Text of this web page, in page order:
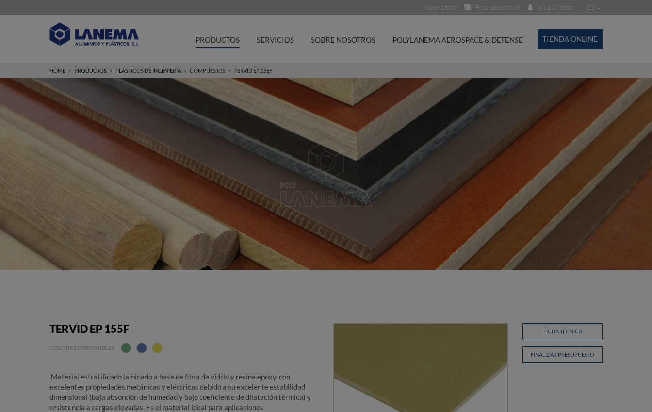
ES
Área Cliente
Presupuesto (0)
Newsletter
PRODUCTOS SERVICIOS SOBRE NOSOTROS POLYLANEMA AEROSPACE & DEFENSE TIENDA ONLINE
HOME PRODUCTOS PLÁSTICOS DE INGENIERÍA COMPUESTOS TERVID EP 155F
TERVID EP 155F
COLORES DISPONIBLES
Material estratificado laminado a base de fibra de vidrio y resina epoxy, con
excelentes propiedades mecánicas y eléctricas debido a su excelente estabilidad
dimensional (baja absorción de humedad y bajo coeficiente de dilatación térmica) y
resistencia a cargas elevadas. Es el material ideal para aplicaciones
FICHA TÉCNICA
FINALIZAR PRESUPUESTO